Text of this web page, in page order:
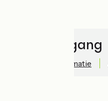
Snelle toegang
Technische informatie